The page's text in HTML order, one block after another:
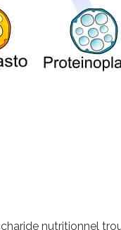
nutritionnel